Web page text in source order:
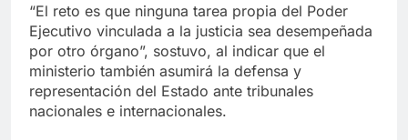
“El reto es que ninguna tarea propia del Poder
Ejecutivo vinculada a la justicia sea desempeñada
por otro órgano”, sostuvo, al indicar que el
ministerio también asumirá la defensa y
representación del Estado ante tribunales
nacionales e internacionales.